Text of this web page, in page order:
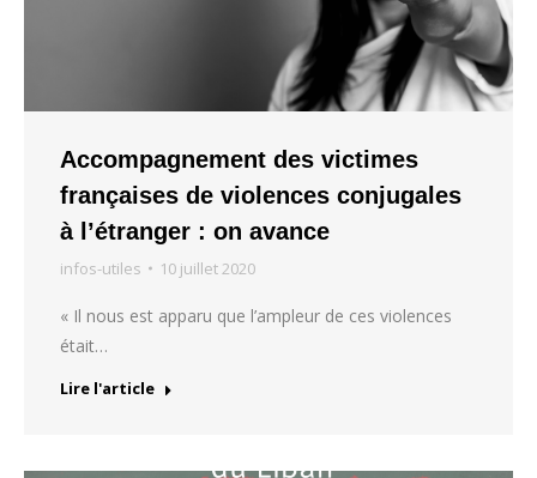
Accompagnement des victimes
françaises de violences conjugales
à l’étranger : on avance
infos-utiles 10 juillet 2020
« Il nous est apparu que l’ampleur de ces violences
était…
Lire l'article